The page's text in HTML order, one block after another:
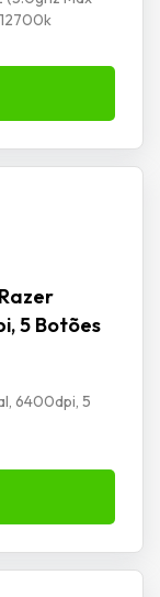
5 Botões
6400dpi, 5